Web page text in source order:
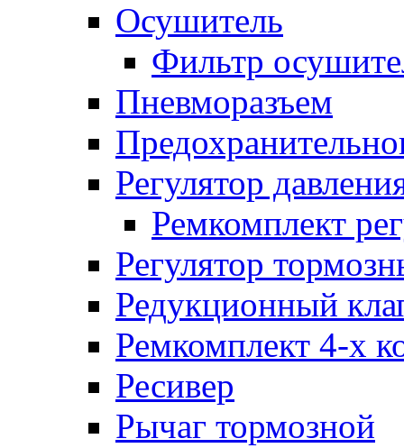
Осушитель
Фильтр
Пневморазъем
Регулятор
Ремкомплект
Регулятор
Редукционный
Ремкомплект 4-х
Ресивер
Рычаг тормозной